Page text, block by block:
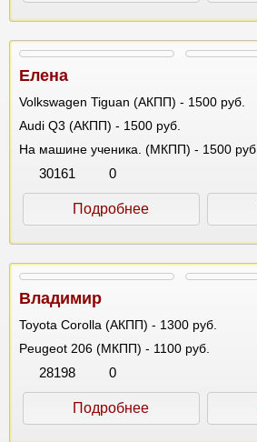
Елена
Volkswagen Tiguan (АКПП) - 1500 руб.
Audi Q3 (АКПП) - 1500 руб.
На машине ученика. (МКПП) - 1500 руб.
30161 0
Подробнее
Владимир
Toyota Corolla (АКПП) - 1300 руб.
Peugeot 206 (МКПП) - 1100 руб.
28198 0
Подробнее